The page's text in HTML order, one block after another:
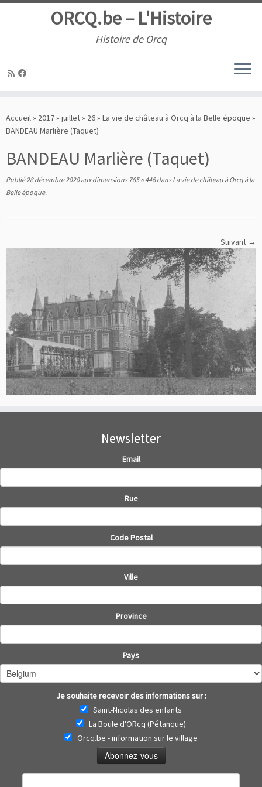
au
contenu
ORCQ.be – L'Histoire
Histoire de Orcq
Accueil» 2017» juillet» 26» La vie de château à Orcq à la Belle époque »
BANDEAU Marlière (Taquet)
BANDEAU Marlière (Taquet)
Publié28 décembre 2020aux dimensions765 × 446dansLa vie de château à Orcq à la
Belle époque.
Suivant →
Newsletter
Email
Rue
Code Postal
Ville
Province
Pays
Je souhaite recevoir des informations sur :
Saint-Nicolas des enfants
La Boule d'ORcq (Pétanque)
Orcq.be - information sur le village